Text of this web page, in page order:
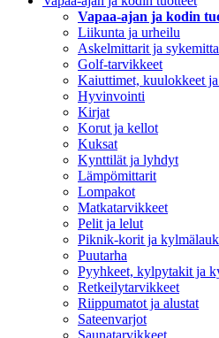
Vapaa-ajan ja kodin
Liikunta ja urheilu
Askelmittarit ja
Golf-tarvikkeet
Kaiuttimet, kuulokkeet
Hyvinvointi
Kirjat
Korut ja kellot
Kuksat
Kynttilät ja lyhdyt
Lämpömittarit
Lompakot
Matkatarvikkeet
Pelit ja lelut
Piknik-korit ja
Puutarha
Pyyhkeet, kylpytakit ja
Retkeilytarvikkeet
Riippumatot ja alustat
Sateenvarjot
Saunatarvikkeet